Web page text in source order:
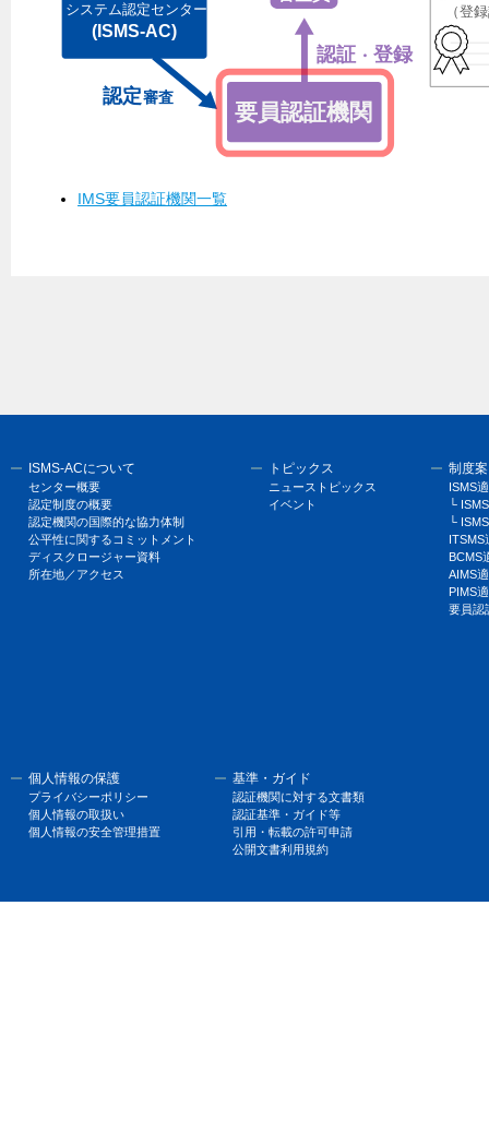
IMS要員認証機関一覧
ISMS-ACについて
センター概要
認定制度の概要
認定機関の国際的な協力体制
公平性に関するコミットメント
ディスクロージャー資料
所在地／アクセス
トピックス
ニューストピックス
イベント
制度
ISMS
└
└
ITSMS
BCMS
AIMS
PIMS
要員認
個人情報の保護
プライバシーポリシー
個人情報の取扱い
個人情報の安全管理措置
基準・ガイド
認証機関に対する文書類
認証基準・ガイド等
引用・転載の許可申請
公開文書利用規約